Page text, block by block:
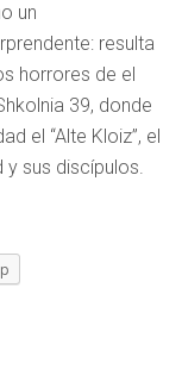
un
resulta
horrores de el
39, donde
el “Alte Kloiz”, el
y sus discípulos.